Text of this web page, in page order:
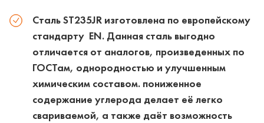
Сталь ST235JR изготовлена по европейскому
стандарту EN. Данная сталь выгодно
отличается от аналогов, произведенных по
ГОСТам, однородностью и улучшенным
химическим составом. пониженное
содержание углерода делает её легко
свариваемой, а также даёт возможность